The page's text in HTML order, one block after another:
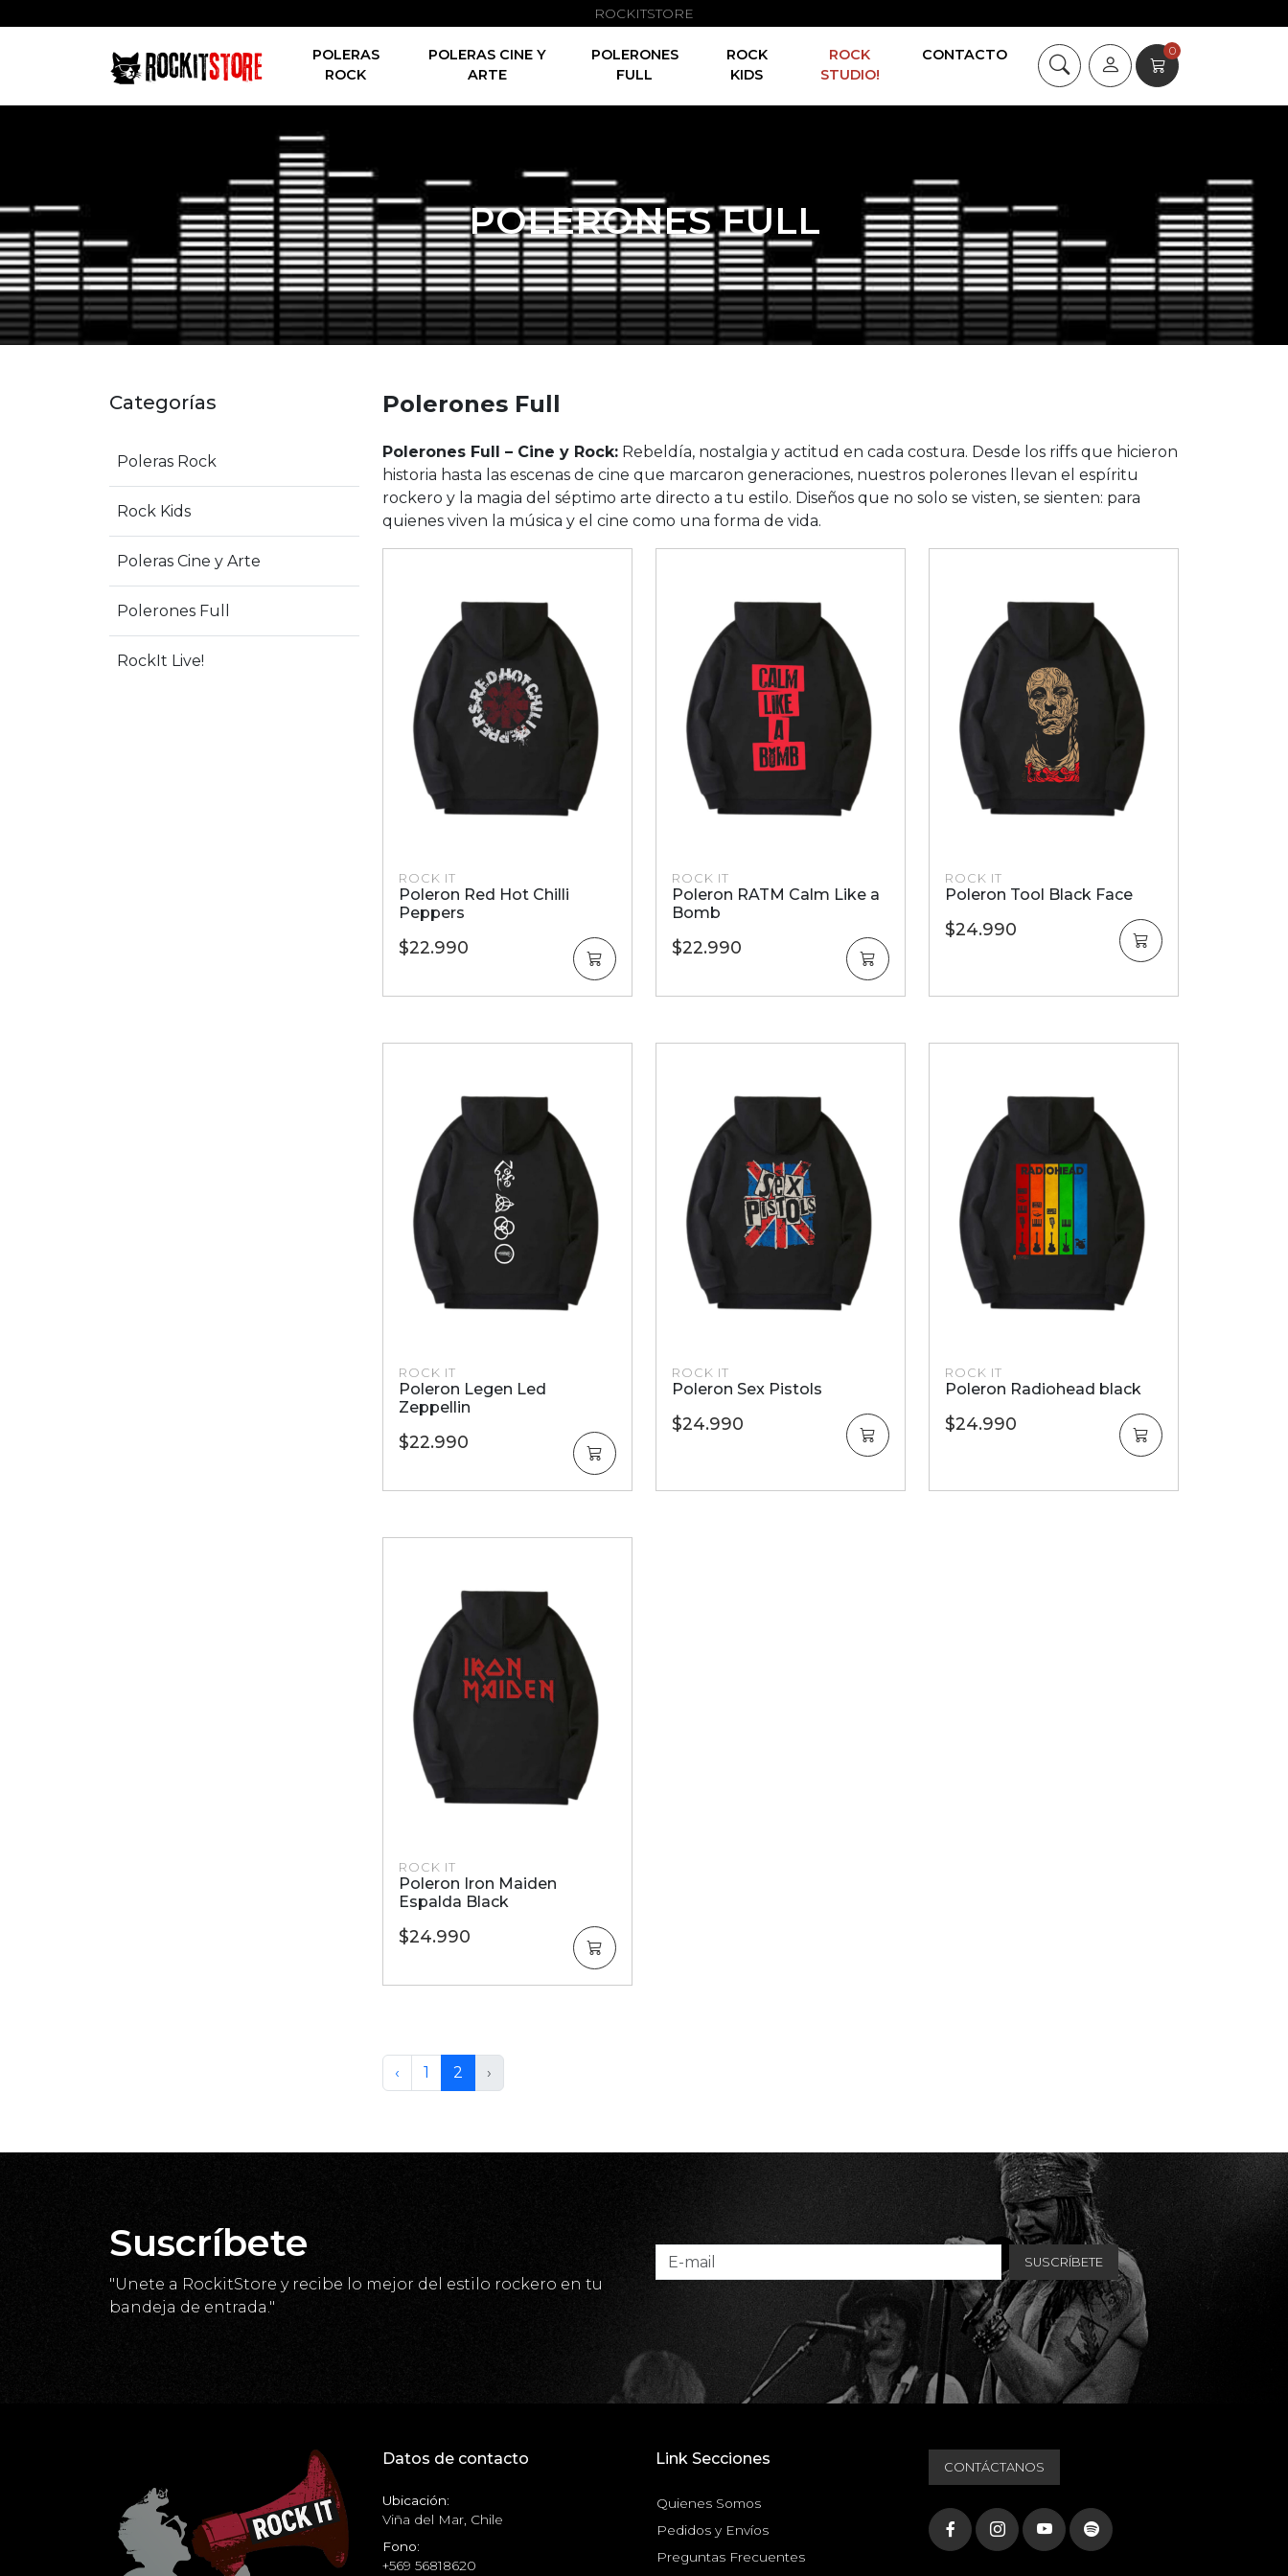
ROCKITSTORE
POLERAS
ROCK
POLERAS CINE Y
ARTE
POLERONES
FULL
ROCK
KIDS
ROCK
STUDIO!
CONTACTO 0
POLERONES FULL
Categorías
Poleras Rock
Rock Kids
Poleras Cine y Arte
Polerones Full
RockIt Live!
Polerones Full
Polerones Full – Cine y Rock: Rebeldía, nostalgia y actitud en cada costura. Desde los riffs que hicieron
historia hasta las escenas de cine que marcaron generaciones, nuestros polerones llevan el espíritu
rockero y la magia del séptimo arte directo a tu estilo. Diseños que no solo se visten, se sienten: para
quienes viven la música y el cine como una forma de vida.
ROCK IT
Poleron Red Hot Chilli
Peppers
$22.990
ROCK IT
Poleron RATM Calm Like a
Bomb
$22.990
ROCK IT
Poleron Tool Black Face
$24.990
ROCK IT
Poleron Legen Led
Zeppellin
$22.990
ROCK IT
Poleron Sex Pistols
$24.990
ROCK IT
Poleron Radiohead black
$24.990
ROCK IT
Poleron Iron Maiden
Espalda Black
$24.990
‹ 1 2 ›
Suscríbete
"Unete a RockitStore y recibe lo mejor del estilo rockero en tu
bandeja de entrada."
Datos de contacto
Ubicación:
Viña del Mar, Chile
Fono:
+569 56818620
Link Secciones
Quienes Somos
Pedidos y Envíos
Preguntas Frecuentes
CONTÁCTANOS